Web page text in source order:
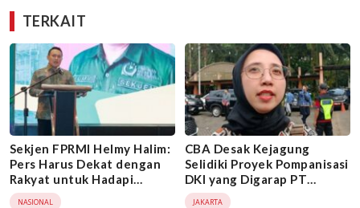
TERKAIT
Sekjen FPRMI Helmy Halim:
Pers Harus Dekat dengan
Rakyat untuk Hadapi
Maraknya Hoaks
NASIONAL
CBA Desak Kejagung
Selidiki Proyek Pompanisasi
DKI yang Digarap PT
Nindya Karya
JAKARTA